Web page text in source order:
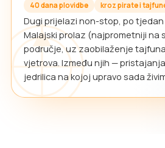
40 dana plovidbe kroz pirate i
Dugi prijelazi non-stop, po tjedan
Malajski prolaz (najprometniji na
područje, uz zaobilaženje
vjetrova. Između njih —
jedrilica na kojoj upravo sada